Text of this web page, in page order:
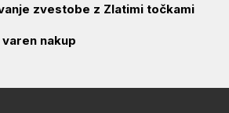
zvestobe z Zlatimi točkami
nakup